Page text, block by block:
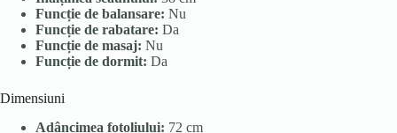
Funcție de balansare: Nu
Funcție de rabatare: Da
Funcție de masaj: Nu
Funcție de dormit: Da
Dimensiuni
Adâncimea fotoliului: 72 cm